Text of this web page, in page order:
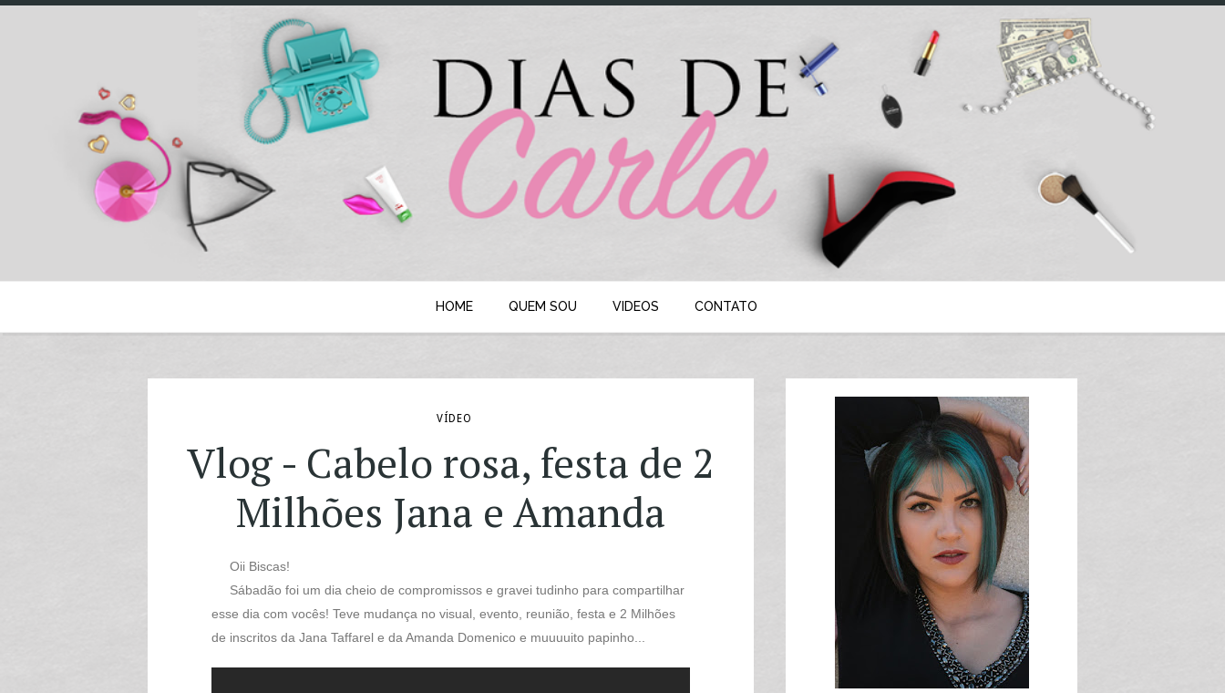
HOME QUEM SOU VIDEOS CONTATO
VÍDEO
Vlog - Cabelo rosa, festa de 2
Milhões Jana e Amanda
Oii Biscas!
Sábadão foi um dia cheio de compromissos e gravei tudinho para compartilhar
esse dia com vocês! Teve mudança no visual, evento, reunião, festa e 2 Milhões
de inscritos da Jana Taffarel e da Amanda Domenico e muuuuito papinho...